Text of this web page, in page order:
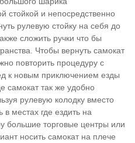
стойкой и непосредственно
рулевую стойку на себя до
сложить ручки что бы
Чтобы вернуть самокат
повторить процедуру с
к новым приключением езды
самокат так же удобно
рулевую колодку вместо
в местах где ездить на
большие торговые центры или
носить самокат на плече